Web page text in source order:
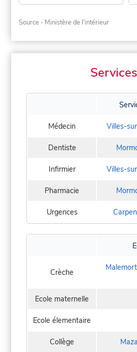
Source - Ministère de l'intérieur
Services
Médecin Villes-
Dentiste
Infirmier Villes-
Pharmacie
Urgences
Crèche
Ecole maternelle
Ecole élementaire
Collège